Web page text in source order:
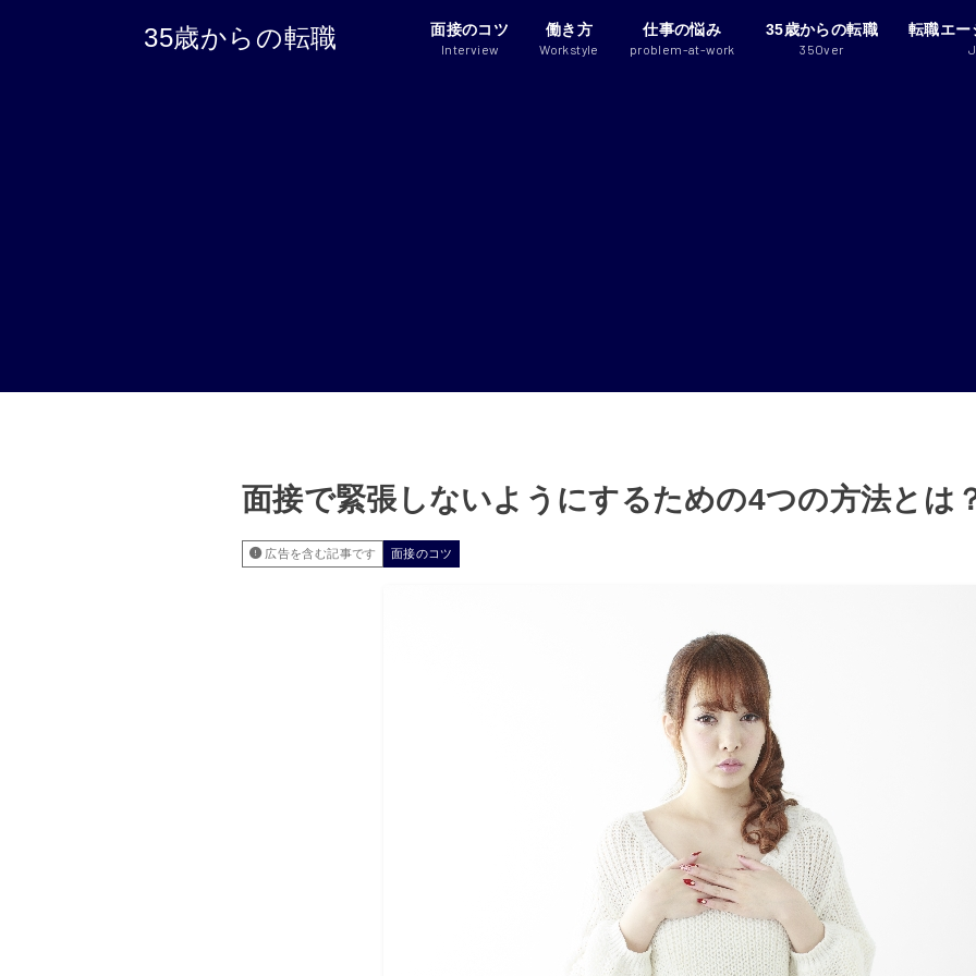
35歳からの転職 面接のコツ
Interview
働き方
Workstyle
仕事の悩み
problem-at-work
35歳からの転職
35Over
転職エー
面接で緊張しないようにするための4つの方法とは
広告を含む記事です 面接のコツ